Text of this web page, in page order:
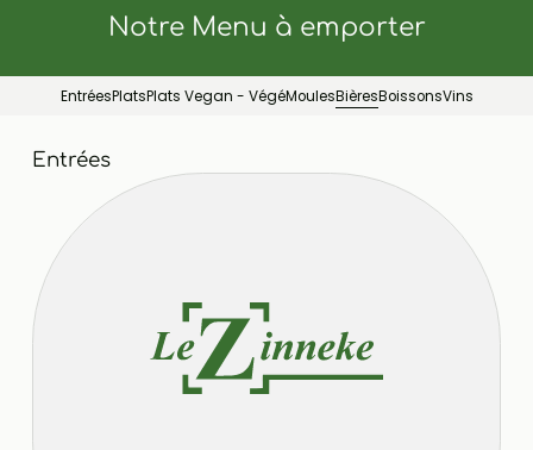
Notre Menu à emporter
EntréesPlatsPlats Vegan - VégéMoulesBièresBoissonsVins
Entrées